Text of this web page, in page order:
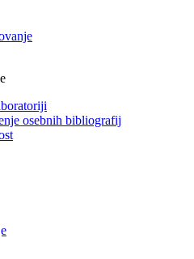
osebnih bibliografij